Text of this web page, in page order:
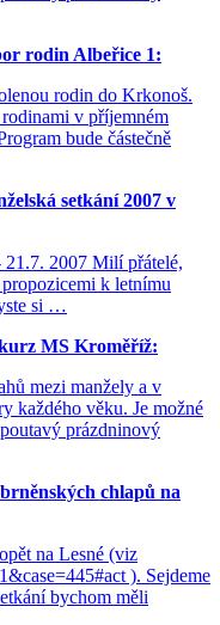
rodin Albeřice 1:
rodin do Krkonoš.
v příjemném
bude částečně
setkání 2007 v
2007 Milí přátelé,
k letnímu
si …
MS Kroměříž:
mezi manžely a v
každého věku. Je možné
prázdninový
chlapů na
na Lesné (viz
). Sejdeme
bychom měli